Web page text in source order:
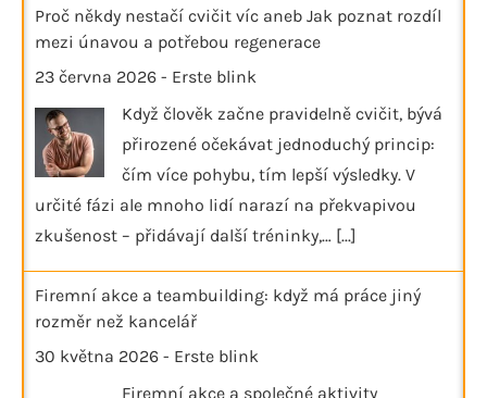
Proč někdy nestačí cvičit víc aneb Jak poznat rozdíl
mezi únavou a potřebou regenerace
23 června 2026 - Erste blink
Když člověk začne pravidelně cvičit, bývá
přirozené očekávat jednoduchý princip:
čím více pohybu, tím lepší výsledky. V
určité fázi ale mnoho lidí narazí na překvapivou
zkušenost – přidávají další tréninky,… [...]
Firemní akce a teambuilding: když má práce jiný
rozměr než kancelář
30 května 2026 - Erste blink
Firemní akce a společné aktivity